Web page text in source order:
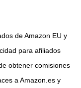
de Amazon EU y
para afiliados
obtener comisiones
a Amazon.es y